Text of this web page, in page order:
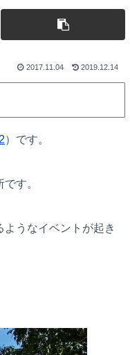
2017.11.04 2019.12.14
）です。
す。
うなイベントが起き